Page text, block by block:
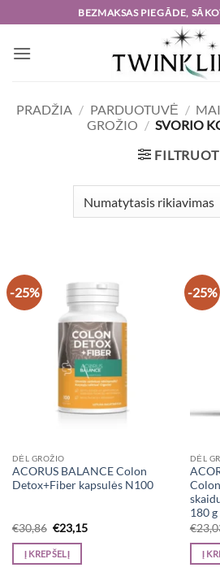
to
content
BEZMAKSAS PIEGĀDE,
PRADŽIA / PARDUOTUVĖ /
GROŽIO / SVORIO
-25%
DĖL GROŽIO
ACORUS BALANCE Colon
Detox+Fiber kapsulės N100
€30,86 Original
price
was:
€30,86.
€23,15Current
Į KREPŠELĮ
-25%
DĖL
180 g
€
Į